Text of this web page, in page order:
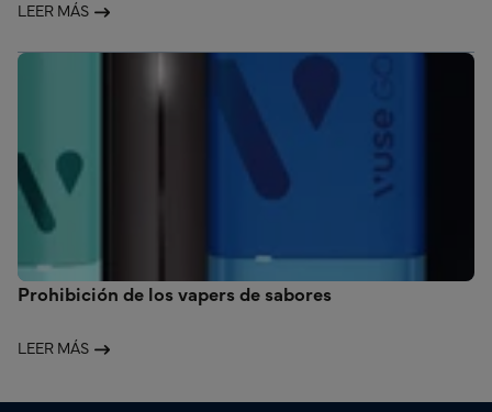
LEER MÁS
Prohibición de los vapers de sabores
LEER MÁS